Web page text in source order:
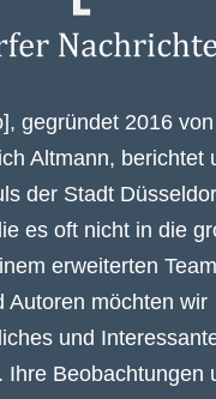
gegründet 2016
Altmann, berichtet
der Stadt
es oft nicht in die
erweiterten
Autoren möchten wir
und
Ihre Beobachtungen